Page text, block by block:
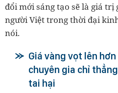
đổi mới sáng tạo sẽ là giá trị
người Việt trong thời đại
nói.
Giá vàng vọt lên
chuyên gia chỉ
tai hại